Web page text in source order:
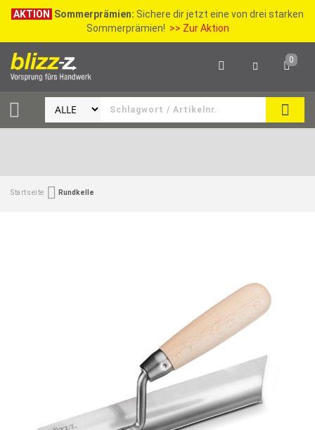
AKTION Sommerprämien: Sichere dir jetzt eine von drei starken
Sommerprämien! >> Zur Aktion
0
Startseite Rundkelle